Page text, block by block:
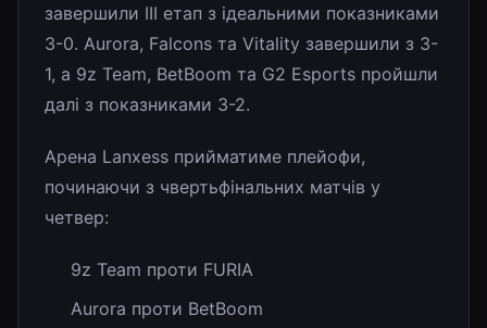
завершили III етап з ідеальними показниками
3-0. Aurora, Falcons та Vitality завершили з 3-
1, а 9z Team, BetBoom та G2 Esports пройшли
далі з показниками 3-2.
Арена Lanxess прийматиме плейофи,
починаючи з чвертьфінальних матчів у
четвер:
9z Team проти FURIA
Aurora проти BetBoom